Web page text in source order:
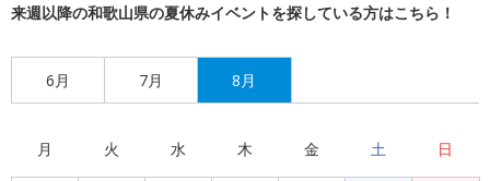
来週以降の和歌山県の夏休みイベントを探している方はこちら！
6月 7月 8月
月 火 水 木 金 土 日